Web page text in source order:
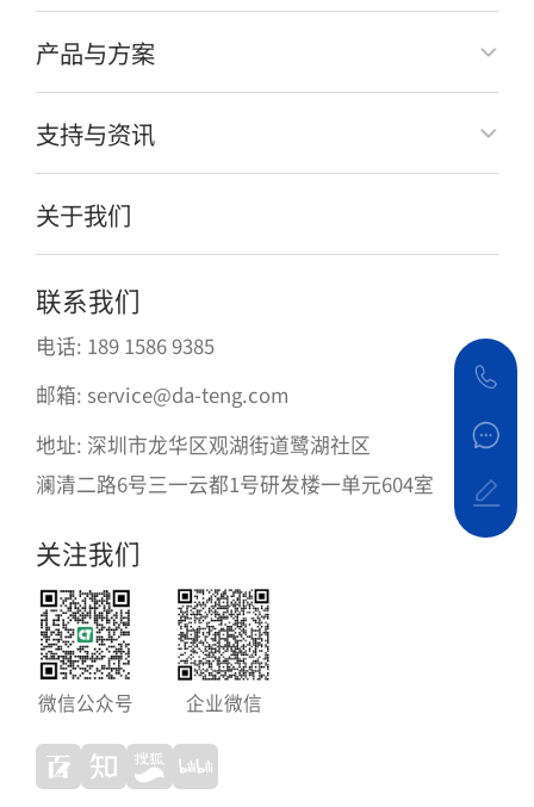
产品与方案
支持与资讯
关于我们
联系我们
电话: 189 1586 9385
邮箱: service@da-teng.com
地址: 深圳市龙华区观湖街道鹭湖社区
澜清二路6号三一云都1号研发楼一单元604室
关注我们
微信公众号 企业微信